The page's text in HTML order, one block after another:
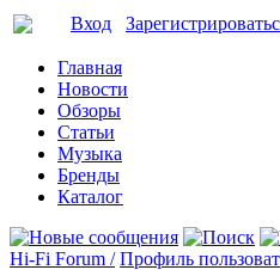
Вход
Главная
Новости
Обзоры
Статьи
Музыка
Бренды
Каталог
Hi-Fi Forum / Профиль